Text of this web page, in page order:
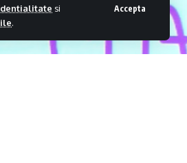
si
.
Accepta